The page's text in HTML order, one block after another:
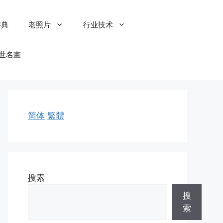
老照片 行业技术
名畫
简体 繁體
搜索
搜
索